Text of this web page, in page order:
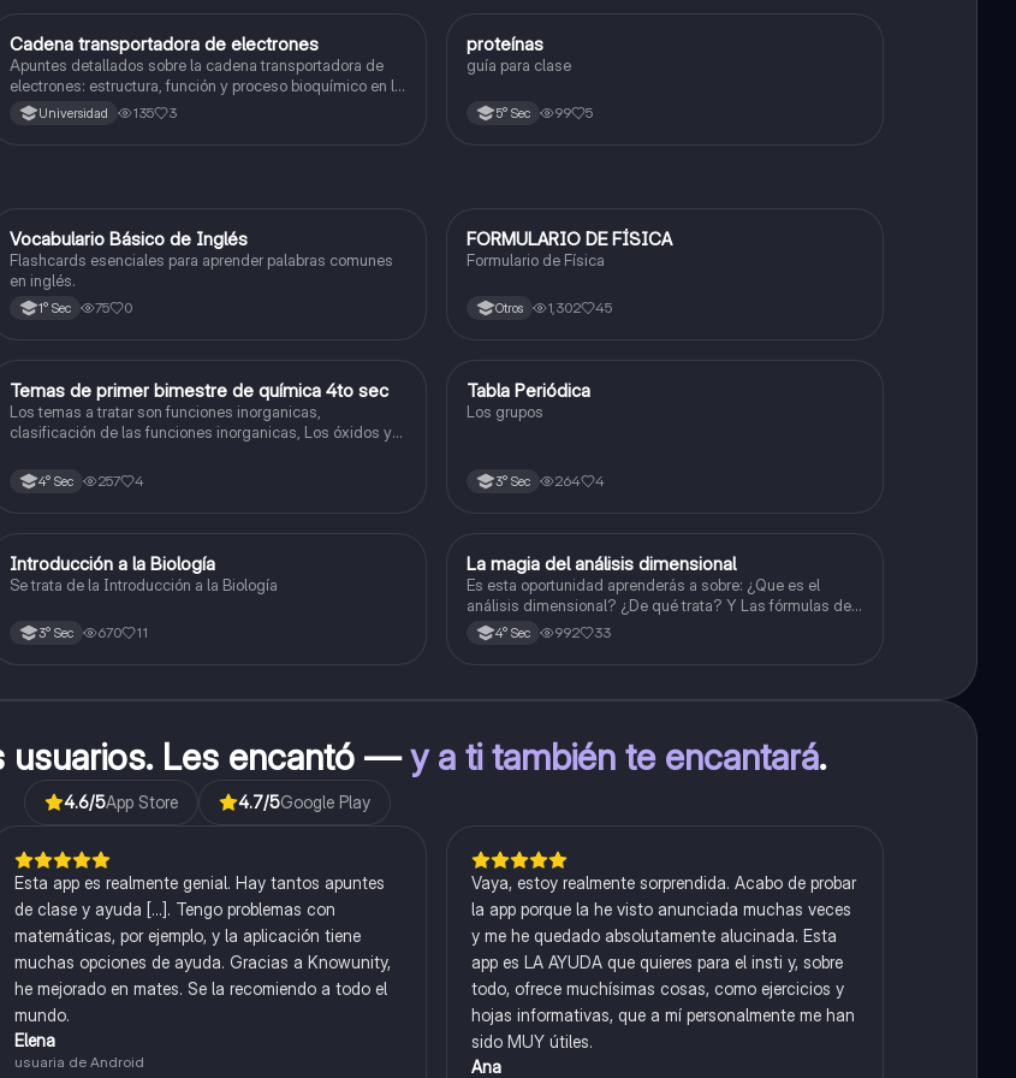
Ciencia y Tecnología
Cadena transportadora de electrones
Apuntes detallados sobre la cadena transportadora de
electrones: estructura, función y proceso bioquímico en la
producción de ATP. Incluye esquemas y explicaciones
sobre los complejos proteicos, el gradiente de protones y
Universidad 135 3
Biología
proteínas
guía para clase
5° Sec 99 5
VInglés
Vocabulario Básico de Inglés
Flashcards esenciales para aprender palabras comunes
en inglés.
1° Sec 75 0
Física
FORMULARIO DE FÍSICA
Formulario de Física
Otros 1,302 45
Química
Temas de primer bimestre de química 4to sec
Los temas a tratar son funciones inorganicas,
clasificación de las funciones inorganicas, Los óxidos y
4° Sec 257 4
Química
Tabla Periódica
Los grupos
3° Sec 264 4
Biología
Introducción a la Biología
Se trata de la Introducción a la Biología
3° Sec 670 11
Física
La magia del análisis dimensional
Es esta oportunidad aprenderás a sobre: ¿Que es el
análisis dimensional? ¿De qué trata? Y Las fórmulas de
las magnitudes fundamentales y derivadas.
4° Sec 992 33
usuarios. Les encantó —y a ti también te encantará.
4.6/5App Store 4.7/5Google Play
Esta app es realmente genial. Hay tantos apuntes
de clase y ayuda [...]. Tengo problemas con
matemáticas, por ejemplo, y la aplicación tiene
muchas opciones de ayuda. Gracias a Knowunity,
he mejorado en mates. Se la recomiendo a todo el
mundo.
Elena
usuaria de Android
Vaya, estoy realmente sorprendida. Acabo de probar
la app porque la he visto anunciada muchas veces
y me he quedado absolutamente alucinada. Esta
app es LA AYUDA que quieres para el insti y, sobre
todo, ofrece muchísimas cosas, como ejercicios y
hojas informativas, que a mí personalmente me han
sido MUY útiles.
Ana